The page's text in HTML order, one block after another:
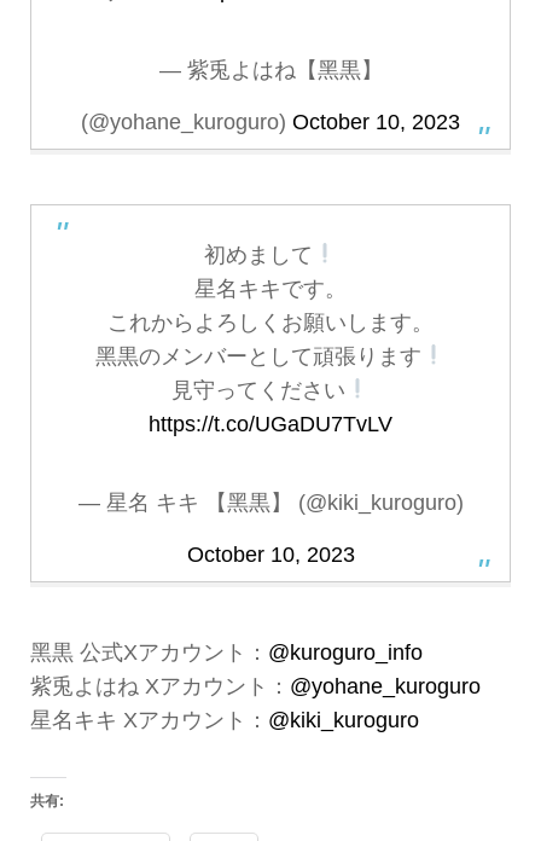
— 紫兎よはね【黑黒】
(@yohane_kuroguro) October 10, 2023
初めまして
星名キキです。
これからよろしくお願いします。
黑黒のメンバーとして頑張ります
見守ってください
https://t.co/UGaDU7TvLV
— 星名 キキ 【黑黒】 (@kiki_kuroguro)
October 10, 2023
黑黒 公式Xアカウント： @kuroguro_info
紫兎よはね Xアカウント： @yohane_kuroguro
星名キキ Xアカウント： @kiki_kuroguro
共有: